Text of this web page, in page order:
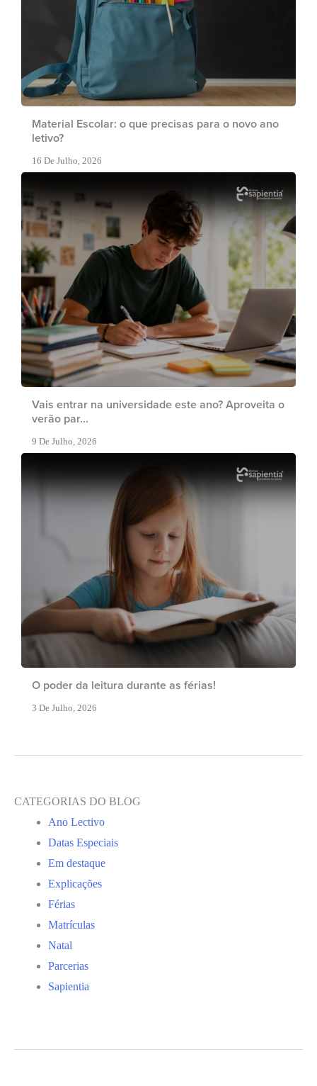
Material Escolar: o que precisas para o novo ano
letivo?
16 De Julho, 2026
Vais entrar na universidade este ano? Aproveita o
verão par...
9 De Julho, 2026
O poder da leitura durante as férias!
3 De Julho, 2026
CATEGORIAS DO BLOG
Ano Lectivo
Datas Especiais
Em destaque
Explicações
Férias
Matrículas
Natal
Parcerias
Sapientia